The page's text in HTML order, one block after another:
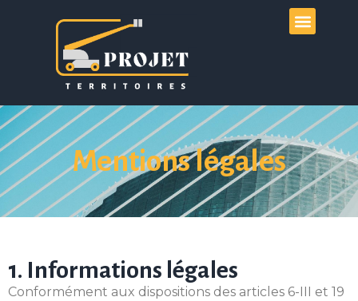
Mentions légales
1. Informations légales
Conformément aux dispositions des articles 6-III et 19